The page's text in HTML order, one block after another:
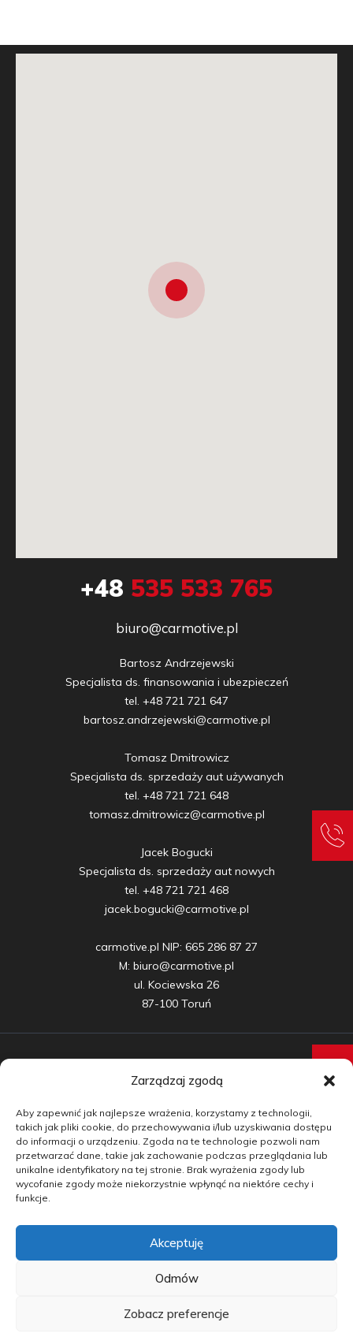
Zarządzaj zgodą
Aby zapewnić jak najlepsze wrażenia, korzystamy z technologii,
takich jak pliki cookie, do przechowywania i/lub uzyskiwania dostępu
do informacji o urządzeniu. Zgoda na te technologie pozwoli nam
przetwarzać dane, takie jak zachowanie podczas przeglądania lub
unikalne identyfikatory na tej stronie. Brak wyrażenia zgody lub
wycofanie zgody może niekorzystnie wpłynąć na niektóre cechy i
funkcje.
Akceptuję
Odmów
Zobacz preferencje
+48 535 533 765
biuro@carmotive.pl
Bartosz Andrzejewski
Specjalista ds. finansowania i ubezpieczeń
tel. +48 721 721 647
bartosz.andrzejewski@carmotive.pl
Tomasz Dmitrowicz
Specjalista ds. sprzedaży aut używanych
tel. +48 721 721 648
tomasz.dmitrowicz@carmotive.pl
Jacek Bogucki
Specjalista ds. sprzedaży aut nowych
tel. +48 721 721 468
jacek.bogucki@carmotive.pl
carmotive.pl NIP: 665 286 87 27
M: biuro@carmotive.pl
ul. Kociewska 26
87-100 Toruń
Samochody nowe
Samochody używane
Auta w leasingu
Doradztwo
copyright by carmotive.pl 2026©